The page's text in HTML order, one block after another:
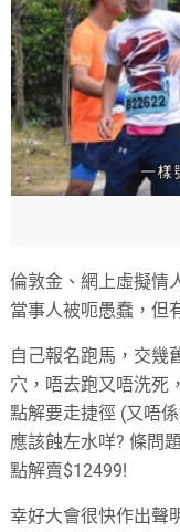
倫敦金、網上虛擬情
當事人被呃愚蠢，但
自己報名跑馬，交幾
穴，唔去跑又唔洗死
點解要走捷徑 (又唔
應該蝕左水咩? 條問
點解賣$12499!
幸好大會很快作出聲